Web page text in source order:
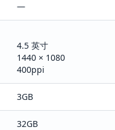
—
4.5 英寸
1440 × 1080
400ppi
3GB
32GB